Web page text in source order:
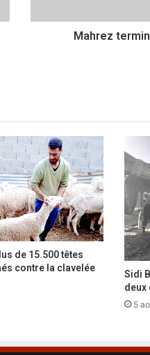
r
a
2
0
è
m
e
p
l
a
c
e
Mahrez
de 15.500 têtes
contre la clavelée
Sidi
deux
5